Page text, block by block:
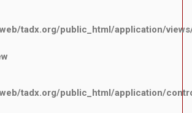
tadx.org/public_html/application/
tadx.org/public_html/application/